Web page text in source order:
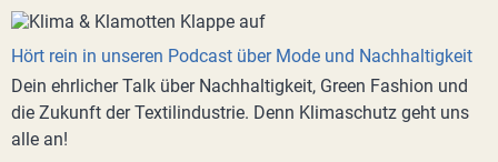
Hört rein in unseren Podcast über Mode und Nachhaltigkeit
Dein ehrlicher Talk über Nachhaltigkeit, Green Fashion und
die Zukunft der Textilindustrie. Denn Klimaschutz geht uns
alle an!